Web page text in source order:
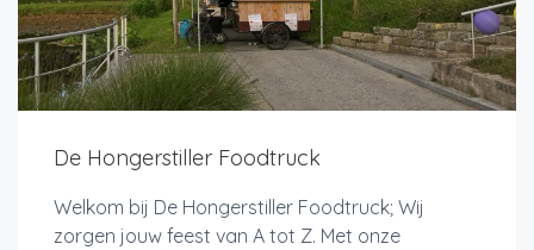
De Hongerstiller Foodtruck
Welkom bij De Hongerstiller Foodtruck; Wij
zorgen jouw feest van A tot Z. Met onze